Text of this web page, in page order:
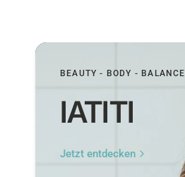
BEAUTY - BODY - BALANCE
IATITI
Jetzt entdecken